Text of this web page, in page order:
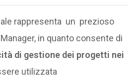
rappresenta un prezioso
in quanto consente di
di gestione dei progetti nei
utilizzata